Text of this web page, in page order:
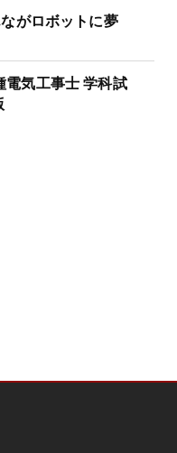
がロボットに夢
電気工事士 学科試